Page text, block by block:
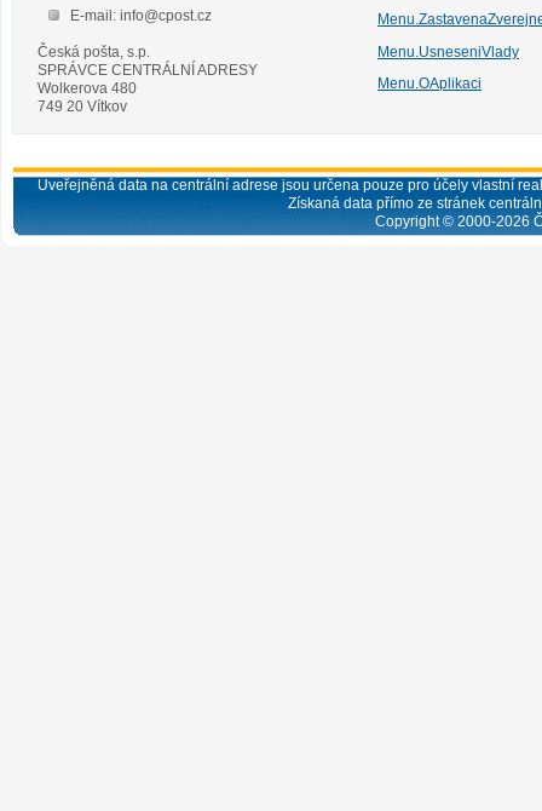
E-mail: info@cpost.cz
Česká pošta, s.p.
SPRÁVCE CENTRÁLNÍ ADRESY
Wolkerova 480
749 20 Vítkov
Menu.UsneseniVlady
Menu.OAplikaci
Uveřejněná data na centrální adrese jsou určena pouze pro účely vlastní
Získaná data přímo ze stránek
Copyright © 2000-2026